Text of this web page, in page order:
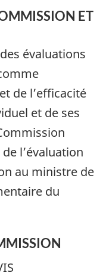
ET
évaluations
de l’efficacité
et de ses
l’évaluation
au ministre de
du